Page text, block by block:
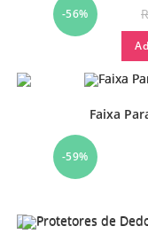
-56%
-59%
Faixa